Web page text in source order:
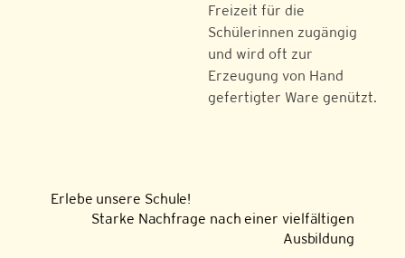
Freizeit für die
Schülerinnen zugängig
und wird oft zur
Erzeugung von Hand
gefertigter Ware genützt.
Erlebe unsere Schule!
Starke Nachfrage nach einer vielfältigen
Ausbildung